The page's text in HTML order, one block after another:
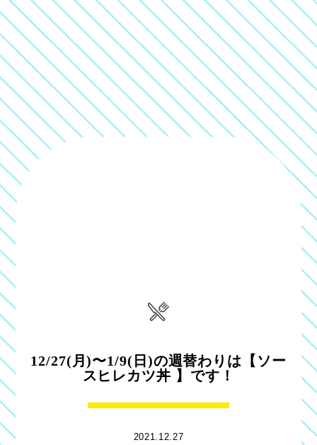
12/27(月)〜1/9(日)の週替わりは【ソー
スヒレカツ丼 】です！
2021.12.27